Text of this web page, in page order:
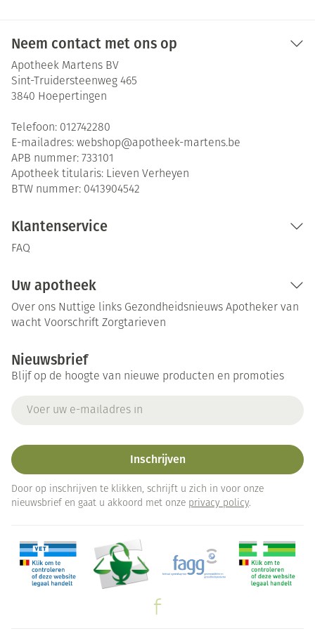
Neem contact met ons op
Apotheek Martens BV
Sint-Truidersteenweg 465
3840 Hoepertingen
Telefoon: 012742280
E-mailadres: webshop@apotheek-martens.be
APB nummer: 733101
Apotheek titularis: Lieven Verheyen
BTW nummer: 0413904542
Klantenservice
FAQ
Uw apotheek
Over ons Nuttige links Gezondheidsnieuws Apotheker van
wacht Voorschrift Zorgtarieven
Nieuwsbrief
Blijf op de hoogte van nieuwe producten en promoties
Inschrijven
Door op inschrijven te klikken, schrijft u zich in voor onze
nieuwsbrief en gaat u akkoord met onze privacy policy.